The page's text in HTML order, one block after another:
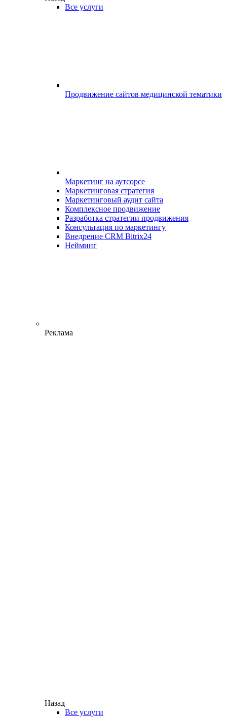
Все услуги
Продвижение сайтов медицинской тематики
Маркетинг на аутсорсе
Маркетинговая стратегия
Маркетинговый аудит сайта
Комплексное продвижение
Разработка стратегии продвижения
Консультация по маркетингу
Внедрение CRM Bitrix24
Нейминг
Реклама
Назад
Все услуги